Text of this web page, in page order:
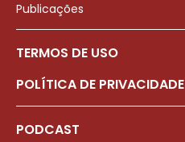
Publicações
TERMOS DE USO
POLÍTICA DE PRIVACIDADE
PODCAST